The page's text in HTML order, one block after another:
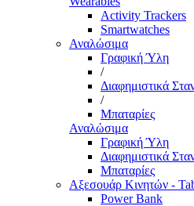
Activity Trackers
Smartwatches
Αναλώσιμα
Γραφική Ύλη
/
Διαφημιστικά
/
Μπαταρίες
Αναλώσιμα
Γραφική Ύλη
Διαφημιστικά
Μπαταρίες
Αξεσουάρ Κινητών -
Power Bank